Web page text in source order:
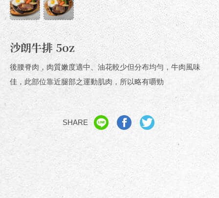
沙朗牛排 5oz
後腰脊肉，肉質嫩度適中、油花較少但分布均勻，牛肉風味
佳，此部位靠近腿部之運動肌肉，所以略有嚼勁
SHARE